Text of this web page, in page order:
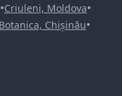
•Criuleni, Moldova•
Botanica, Chișinău•